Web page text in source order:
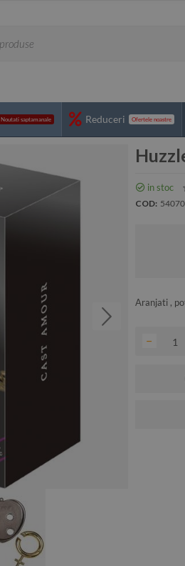
Noutati saptamanale Reduceri Ofertele noastre
in stoc
COD:
Aranjati ,
−